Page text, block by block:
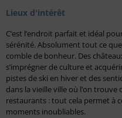
Lieux d'intérêt
C’est l’endroit parfait et idéal
sérénité. Absolument tout ce
comble de bonheur. Des
s’imprégner de culture et
pistes de ski en hiver et des
dans la vieille ville où l’on
restaurants : tout cela permet à
moments inoubliables.